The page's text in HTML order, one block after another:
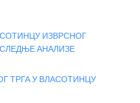
ИЗВРСНОГ
АНАЛИЗЕ
ТРГА У ВЛАСОТИНЦУ